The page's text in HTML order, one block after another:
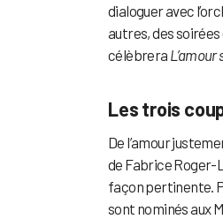
dialoguer avec
autres, des
célèbrera L’amour
Les trois
De l’amour
de Fabrice Roger-
façon pertinente.
sont nominés aux